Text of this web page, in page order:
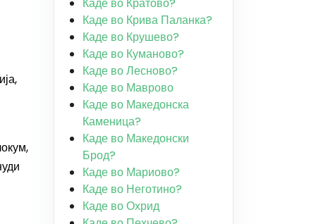
Каде во Крива Паланка?
Каде во Крушево?
Каде во Куманово?
Каде во Лесново?
Каде во Маврово
Каде во Македонска
Каменица?
Каде во Македонски
Брод?
Каде во Мариово?
Каде во Неготино?
Каде во Охрид